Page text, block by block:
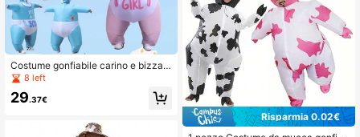
Costume gonfiabile carino e bizzarr
o per adulti, costume finto rosa e bl
anti, carnevale, festa e gioco di ruol
8 left
29.37€
Risparmia 0.02€